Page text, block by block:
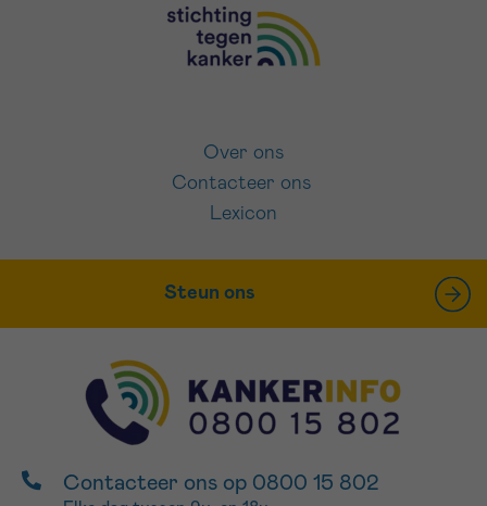
Over ons
Contacteer ons
Lexicon
Steun ons
Contacteer ons op 0800 15 802